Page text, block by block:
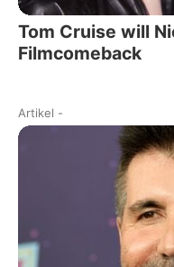
Tom Cruise will
Filmcomeback
Artikel -